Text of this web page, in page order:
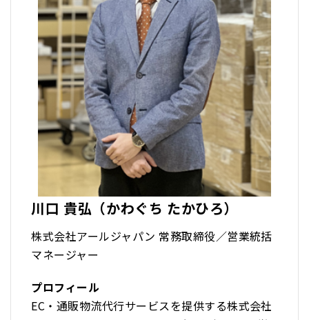
川口 貴弘（かわぐち たかひろ）
株式会社アールジャパン 常務取締役／営業統括
マネージャー
プロフィール
EC・通販物流代行サービスを提供する株式会社